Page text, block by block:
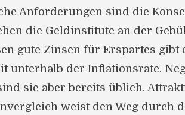
Anforderungen sind die
die Geldinstitute an der
gute Zinsen für Erspartes
unterhalb der Inflationsrate.
sie aber bereits üblich.
weist den Weg durch